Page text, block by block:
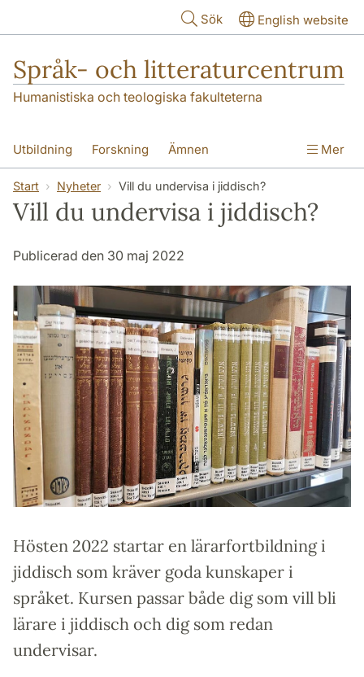
Sök English website
Språk- och litteraturcentrum
Humanistiska och teologiska fakulteterna
Utbildning Forskning Ämnen
SOL-husen Kontakt Institutionen
översättning till svenska
Mer
Start Nyheter Vill du undervisa i jiddisch?
Vill du undervisa i jiddisch?
Publicerad den 30 maj 2022
Hösten 2022 startar en lärarfortbildning i
jiddisch som kräver goda kunskaper i
språket. Kursen passar både dig som vill bli
lärare i jiddisch och dig som redan
undervisar.